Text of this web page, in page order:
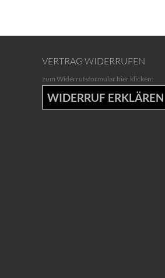
VERTRAG WIDERRUFEN
zum Widerrufsformular hier klicken:
WIDERRUF ERKLÄREN